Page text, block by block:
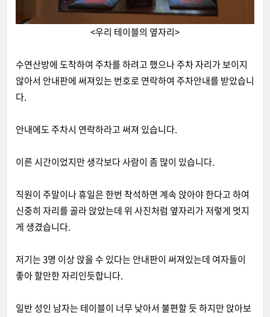
<우리 테이블의 옆자리>
수연산방에 도착하여 주차를 하려고 했으나 주차 자리가 보이지
않아서 안내판에 써져있는 번호로 연락하여 주차안내를 받았습니
다.
안내에도 주차시 연락하라고 써져 있습니다.
이른 시간이었지만 생각보다 사람이 좀 많이 있습니다.
직원이 주말이나 휴일은 한번 착석하면 계속 앉아야 한다고 하여
신중히 자리를 골라 앉았는데 위 사진처럼 옆자리가 저렇게 멋지
게 생겼습니다.
저기는 3명 이상 앉을 수 있다는 안내판이 써져있는데 여자들이
좋아 할만한 자리인듯합니다.
일반 성인 남자는 테이블이 너무 낮아서 불편할 듯 하지만 앉아보